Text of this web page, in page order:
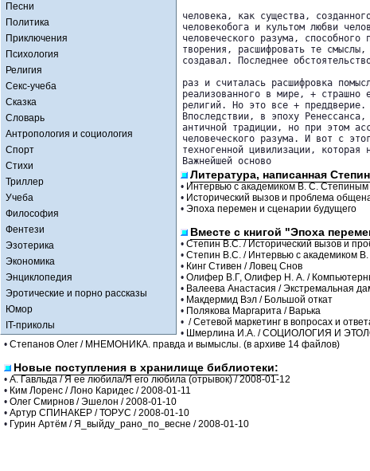
Песни
Политика
Приключения
Психология
Религия
Секс-учеба
Сказка
Словарь
Антропология и социология
Спорт
Стихи
Триллер
Учеба
Философия
Фентези
Эзотерика
Экономика
Энциклопедия
Эротические и порно рассказы
Юмор
IT-приколы
человека, как существа,
человекобога и культом любви
человеческого разума, способного
творения, расшифровать те
создавал. Последнее
раз и считалась расшифровка
реализованного в мире, + страшно
религий. Но это все + преддверие.
Впоследствии, в эпоху Ренессанса,
античной традиции, но при этом
человеческого разума. И вот с
техногенной цивилизации,
Важнейшей осново
Литература, написанная
• Интервью с академиком В. С.
• Исторический вызов и проблема
• Эпоха перемен и сценарии будущего
Вместе с книгой "Эпоха
• Степин В.С. / Исторический вызов и
• Степин В.С. / Интервью с академиком
• Кинг Стивен / Ловец Снов
• Олифер В.Г, Олифер Н. А. /
• Валеева Анастасия / Экстремальная
• Макдермид Вэл / Большой откат
• Полякова Маргарита / Варька
• / Сетевой маркетинг в вопросах и
• Шмерлина И.А. / СОЦИОЛОГИЯ И
• Степанов Олег / МНЕМОНИКА. правда и вымыслы. (в архиве 14 файлов)
Новые поступления в хранилище библиотеки:
• А. Гавльда / Я ее любила/Я его любила (отрывок) / 2008-01-12
• Ким Лоренс / Лоно Каридес / 2008-01-11
• Олег Смирнов / Эшелон / 2008-01-10
• Артур СПИНАКЕР / ТОРУС / 2008-01-10
• Гурин Артём / Я_выйду_рано_по_весне / 2008-01-10